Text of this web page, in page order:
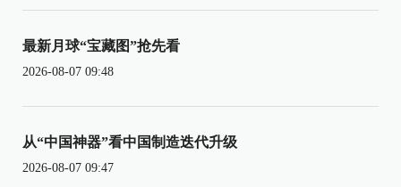
最新月球“宝藏图”抢先看
2026-08-07 09:48
从“中国神器”看中国制造迭代升级
2026-08-07 09:47